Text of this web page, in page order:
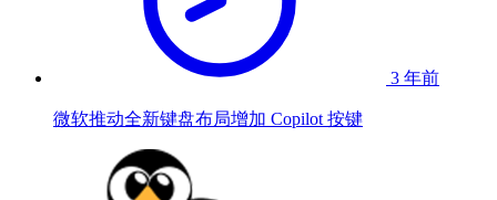
3 年前
微软推动全新键盘布局增加 Copilot 按键